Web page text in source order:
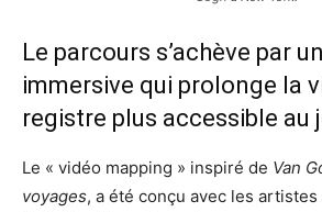
Le parcours s’achève par
immersive qui prolonge la
registre plus accessible au
Le « vidéo mapping » inspiré de Van
voyages, a été conçu avec les